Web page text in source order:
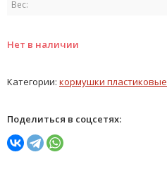
Вес:
Нет в наличии
Категории: кормушки пластиковые
Поделиться в соцсетях: